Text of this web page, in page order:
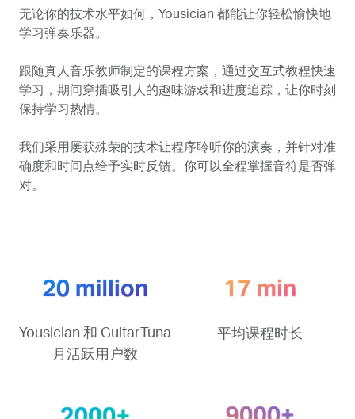
无论你的技术水平如何，Yousician 都能让你轻松愉快地
学习弹奏乐器。
跟随真人音乐教师制定的课程方案，通过交互式教程快速
学习，期间穿插吸引人的趣味游戏和进度追踪，让你时刻
保持学习热情。
我们采用屡获殊荣的技术让程序聆听你的演奏，并针对准
确度和时间点给予实时反馈。你可以全程掌握音符是否弹
对。
Yousician 和 GuitarTuna
月活跃用户数
平均课程时长